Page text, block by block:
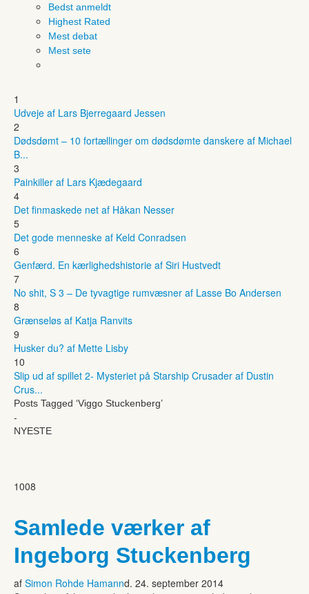
Bedst anmeldt
Highest Rated
Mest debat
Mest sete
1
Udveje af Lars Bjerregaard Jessen
2
Dødsdømt – 10 fortællinger om dødsdømte danskere af Michael
B...
3
Painkiller af Lars Kjædegaard
4
Det finmaskede net af Håkan Nesser
5
Det gode menneske af Keld Conradsen
6
Genfærd. En kærlighedshistorie af Siri Hustvedt
7
No shit, S 3 – De tyvagtige rumvæsner af Lasse Bo Andersen
8
Grænseløs af Katja Ranvits
9
Husker du? af Mette Lisby
10
Slip ud af spillet 2- Mysteriet på Starship Crusader af Dustin
Crus...
Posts Tagged ‘Viggo Stuckenberg’
-
NYESTE
1008
Samlede værker af
Ingeborg Stuckenberg
af Simon Rohde Hamannd. 24. september 2014